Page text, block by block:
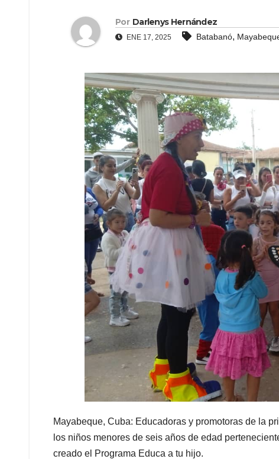
Por Darlenys Hernández
ENE 17, 2025 Batabanó,
Mayabeque, Cuba: Educadoras y promotoras de la
los niños menores de seis años de edad
creado el Programa Educa a tu hijo.